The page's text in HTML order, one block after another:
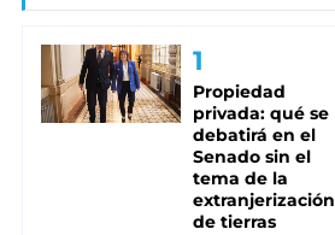
Propiedad
privada: qué se
debatirá en el
Senado sin el
tema de la
extranjerización
de tierras